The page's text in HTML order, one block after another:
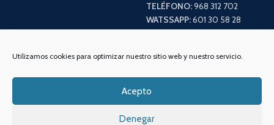
Utilizamos cookies para optimizar nuestro sitio web y nuestro servicio.
Acepto
Denegar
TELÉFONO:968 312 702
WATSSAPP:601 30 58 28
Email:info@vapeo.es